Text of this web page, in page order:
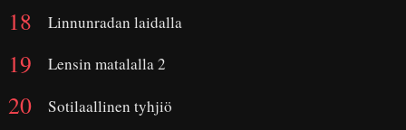
Linnunradan laidalla
Lensin matalalla 2
Sotilaallinen tyhjiö